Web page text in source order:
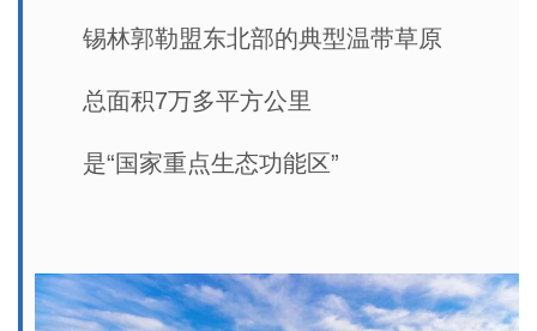
锡林郭勒盟东北部的典型温带草原
总面积7万多平方公里
是“国家重点生态功能区”